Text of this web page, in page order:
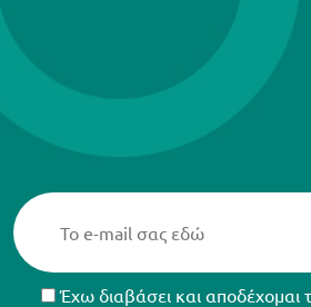
Έχω διαβάσει και αποδέχομαι